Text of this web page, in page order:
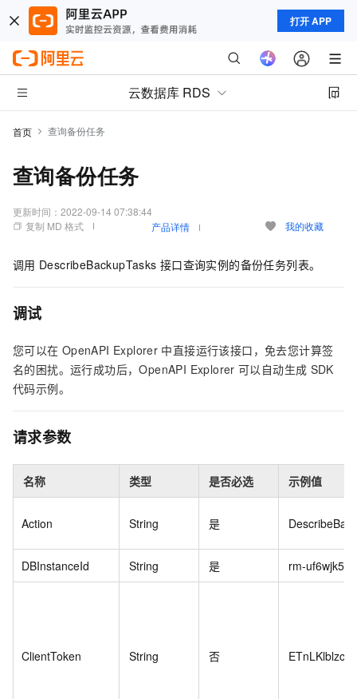
打开 APP
云数据库 RDS
首页 查询备份任务
查询备份任务
更新时间： 2022-09-14 07:38:44
复制 MD 格式
产品详情 我的收藏
调用 DescribeBackupTasks 接口查询实例的备份任务列表。
调试
您可以在 OpenAPI Explorer 中直接运行该接口，免去您计算签
名的困扰。运行成功后，OpenAPI Explorer 可以自动生成 SDK
代码示例。
请求参数
名称 类型 是否必选 示例值
Action String 是
DBInstanceId String 是 rm-
ClientToken String 否